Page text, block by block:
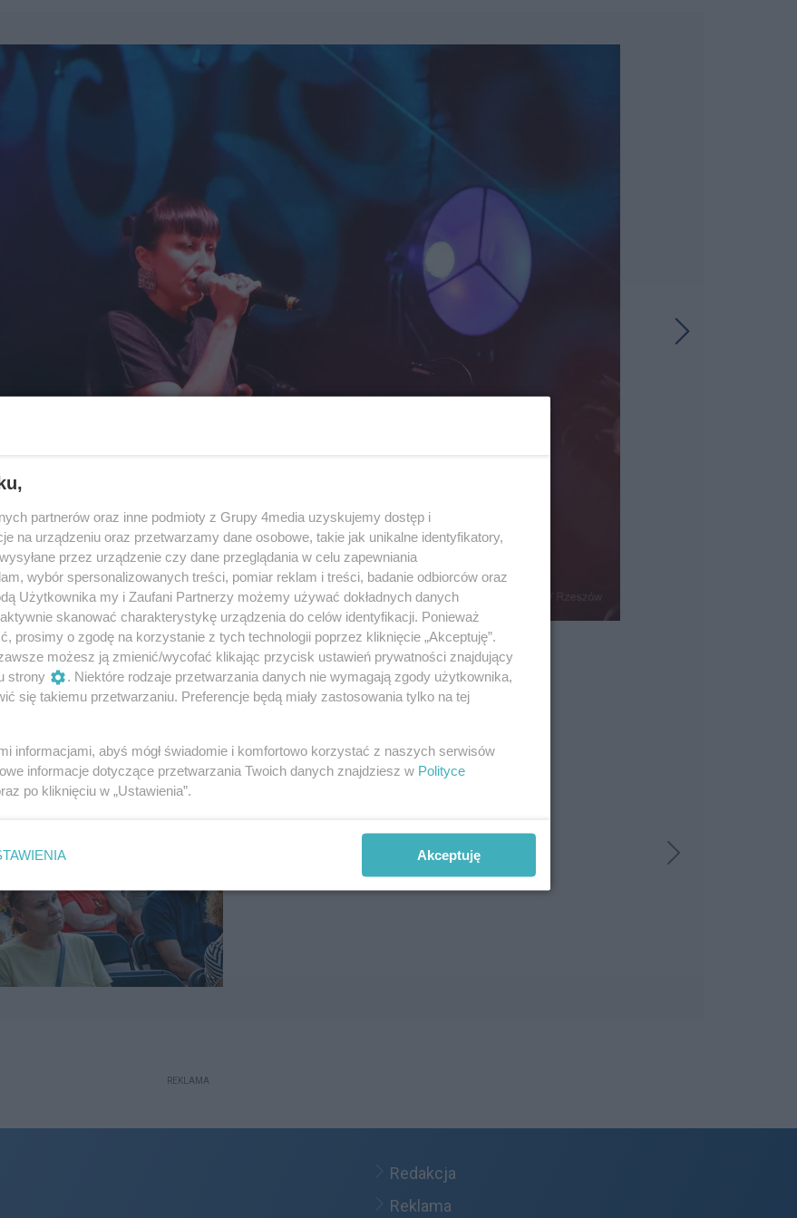
22 / 33
REKLAMA
Redakcja
Reklama
partnerów oraz inne podmioty z Grupy 4media uzyskujemy dostęp i
na urządzeniu oraz przetwarzamy dane osobowe, takie jak unikalne identyfikatory,
przez urządzenie czy dane przeglądania w celu zapewniania
wybór spersonalizowanych treści, pomiar reklam i treści, badanie odbiorców oraz
Użytkownika my i Zaufani Partnerzy możemy używać dokładnych danych
skanować charakterystykę urządzenia do celów identyfikacji. Ponieważ
prosimy o zgodę na korzystanie z tych technologii poprzez kliknięcie „Akceptuję”.
możesz ją zmienić/wycofać klikając przycisk ustawień prywatności znajdujący
strony
. Niektóre rodzaje przetwarzania danych nie wymagają zgody użytkownika,
się takiemu przetwarzaniu. Preferencje będą miały zastosowania tylko na tej
informacjami, abyś mógł świadomie i komfortowo korzystać z naszych serwisów
informacje dotyczące przetwarzania Twoich danych znajdziesz w Polityce
po kliknięciu w „Ustawienia”.
Akceptuję